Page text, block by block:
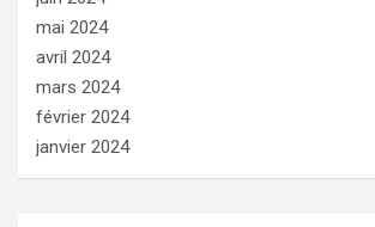
mai 2024
avril 2024
mars 2024
février 2024
janvier 2024